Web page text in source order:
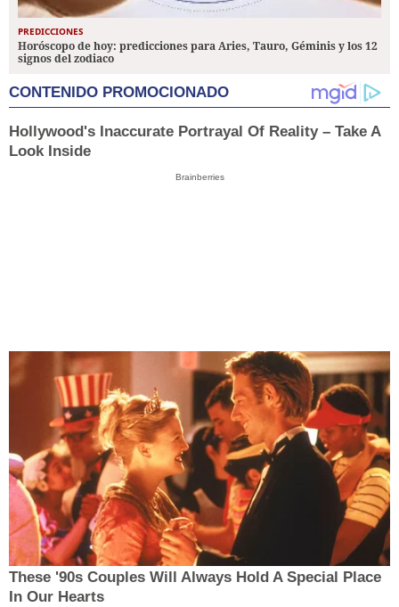
PREDICCIONES
Horóscopo de hoy: predicciones para Aries, Tauro, Géminis y los 12
signos del zodiaco
CONTENIDO PROMOCIONADO
Hollywood's Inaccurate Portrayal Of Reality – Take A
Look Inside
Brainberries
These '90s Couples Will Always Hold A Special Place
In Our Hearts